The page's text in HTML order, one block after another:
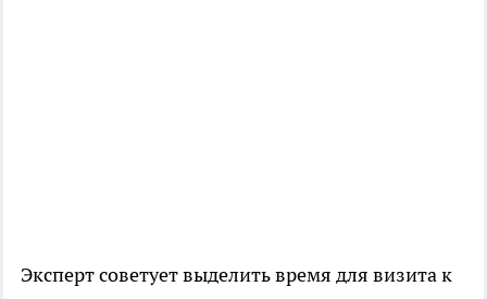
Эксперт советует выделить время для визита к